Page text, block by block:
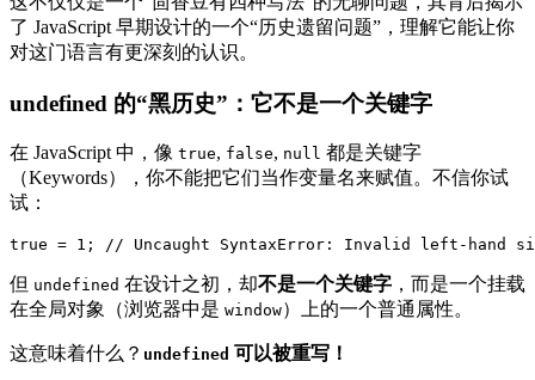
了 JavaScript 早期设计的一个“历史遗留问题”，理解它能让你
对这门语言有更深刻的认识。
undefined 的“黑历史”：它不是一个关键字
在 JavaScript 中，像 true, false, null 都是关键字
（Keywords），你不能把它们当作变量名来赋值。不信你试
试：
但 undefined 在设计之初，却不是一个关键字 ，而是一个挂载
在全局对象（浏览器中是 window）上的一个普通属性。
这意味着什么？ undefined 可以被重写！